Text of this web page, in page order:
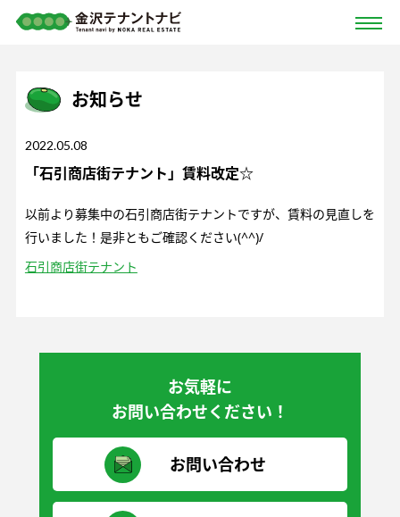
お知らせ
2022.05.08
「石引商店街テナント」賃料改定☆
以前より募集中の石引商店街テナントですが、賃料の見直しを
行いました！是非ともご確認ください(^^)/
石引商店街テナント
お気軽に
お問い合わせください！
お問い合わせ